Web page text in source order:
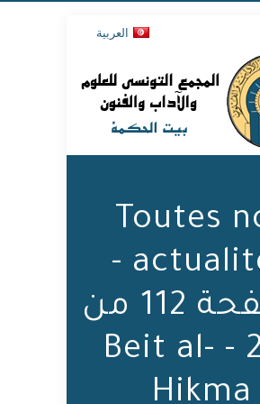
العربية
Toutes
actualités -
الصفحة 112 من
207 - Beit al-
Hikma